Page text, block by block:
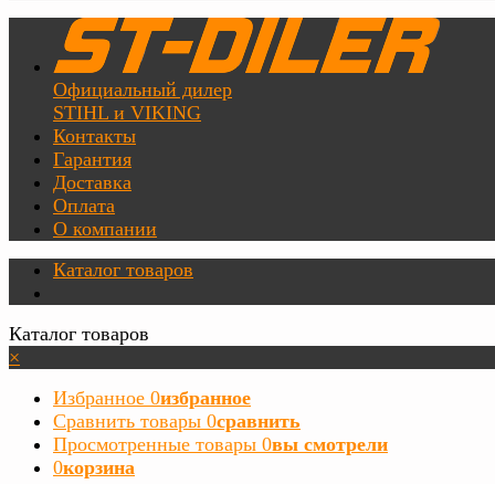
Официальный дилер
STIHL и VIKING
Контакты
Гарантия
Доставка
Оплата
О компании
Каталог товаров
Каталог товаров
×
Избранное 0избранное
Сравнить товары 0сравнить
Просмотренные товары 0вы смотрели
0корзина